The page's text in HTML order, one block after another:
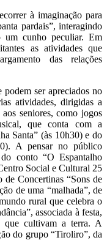
à imaginação para
pardais”, interagindo
cunho peculiar. Em
as atividades que
das relações
podem ser apreciados no
atividades, dirigidas a
seniores, como jogos
que conta com a
Santa” (às 10h30) e do
A pensar no público
conto “O Espantalho
Social e Cultural 25
Concertinas “Sons de
de uma “malhada”, de
rural que celebra o
associada à festa,
que cultivam a terra. A
do grupo “Tiroliro”, da